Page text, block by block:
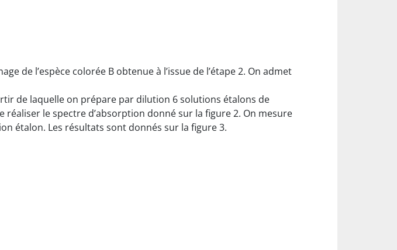
de l’espèce colorée B obtenue à l’issue de l’étape 2. On admet
de laquelle on prépare par dilution 6 solutions étalons de
le spectre d’absorption donné sur la figure 2. On mesure
étalon. Les résultats sont donnés sur la figure 3.